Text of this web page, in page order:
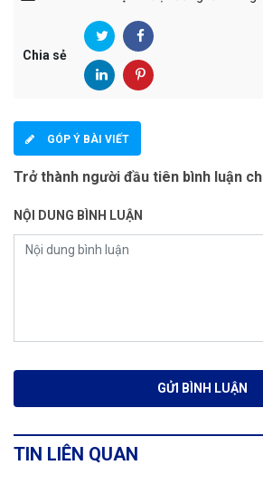
Chia sẻ
GÓP Ý BÀI VIẾT
Trở thành người đầu tiên bình luận
NỘI DUNG BÌNH LUẬN
TIN LIÊN QUAN